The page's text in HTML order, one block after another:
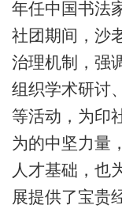
年任中国书法
社团期间，沙
治理机制，强
组织学术研讨
等活动，为印
为的中坚力量
人才基础，也
展提供了宝贵